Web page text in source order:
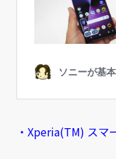
・Xperia(TM) スマ